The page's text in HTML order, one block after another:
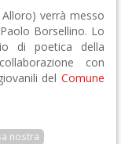
verrà messo
Borsellino. Lo
di poetica della
con
del Comune
nostra